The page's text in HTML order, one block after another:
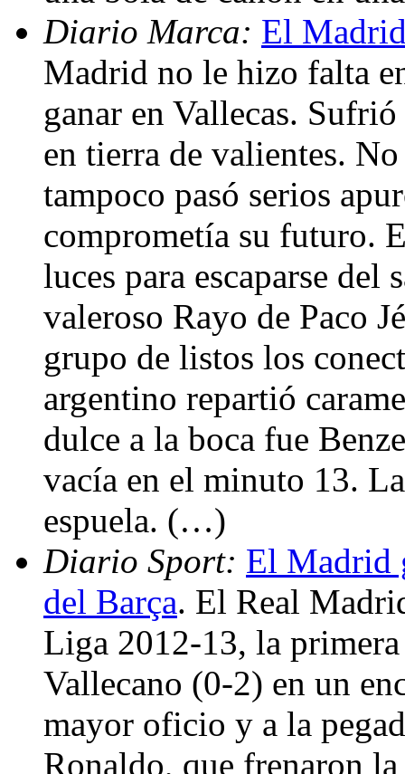
Diario Marca: El
Madrid no le hizo falta
ganar en Vallecas.
en tierra de valientes.
tampoco pasó serios
comprometía su futuro.
luces para escaparse del
valeroso Rayo de Paco
grupo de listos los
argentino repartió
dulce a la boca fue
vacía en el minuto 13.
espuela. (…)
Diario Sport: El Madrid
del Barça. El Real
Liga 2012-13, la
Vallecano (0-2) en un
mayor oficio y a la
Ronaldo, que frenaron